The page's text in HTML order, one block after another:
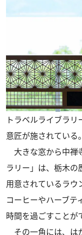
トラベルライブラ
意匠が施されている。
大きな窓から中禅
ラリー」は、栃木
用意されているラウ
コーヒーやハーブテ
時間を過ごすことが
その一角には、は